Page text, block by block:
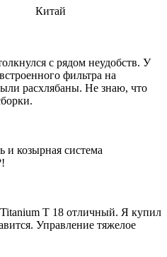
Китай
с рядом неудобств. У
фильтра на
расхлябаны. Не знаю, что
и козырная система
T 18 отличный. Я купил
Управление тяжелое